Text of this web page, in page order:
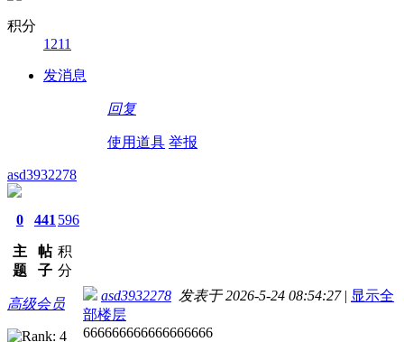
积分
1211
发消息
回复
使用道具 举报
asd3932278
0
主
题
441
帖
子
596
积
分
高级会员
asd3932278 发表于 2026-5-24 08:54:27 | 显示全
部楼层
666666666666666666